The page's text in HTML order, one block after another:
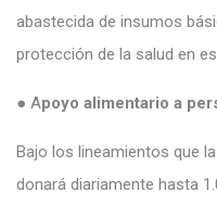
abastecida de insumos
protección de la salud en
● Apoyo alimentario a
Bajo los lineamientos que
donará diariamente hasta